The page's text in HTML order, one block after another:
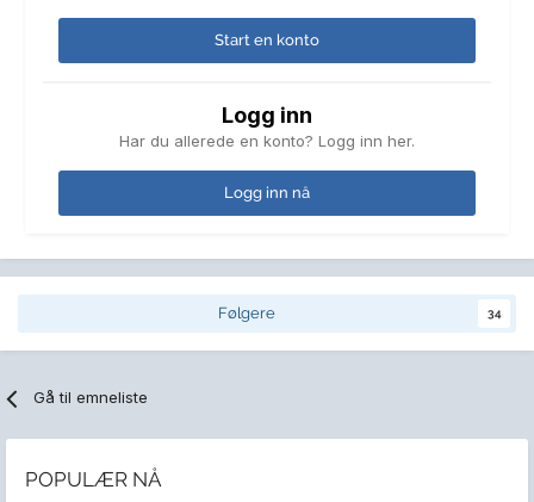
Start en konto
Logg inn
Har du allerede en konto? Logg inn her.
Logg inn nå
Følgere 34
Gå til emneliste
POPULÆR NÅ